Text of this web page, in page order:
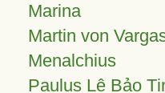
Marina
Martin von
Menalchius
Paulus Lê Bảo